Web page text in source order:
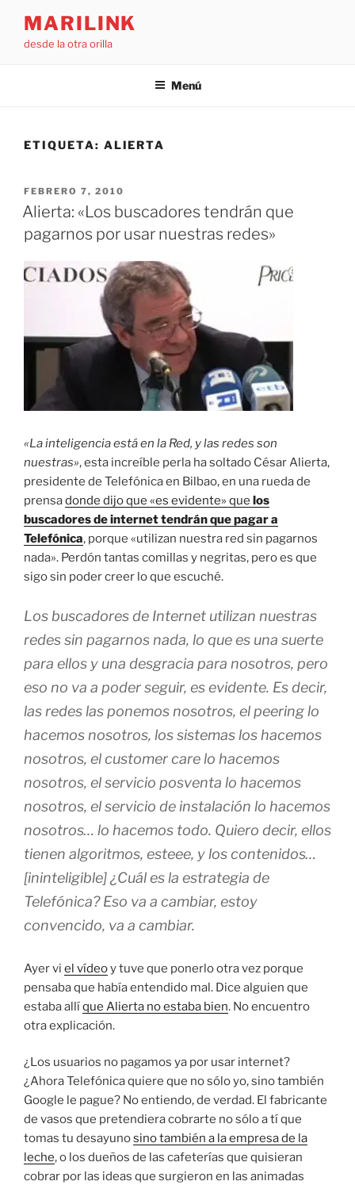
contenido
MARILINK
desde la otra orilla
Menú
ETIQUETA: ALIERTA
PUBLICADO
EL
FEBRERO 7, 2010
Alierta: «Los buscadores tendrán que
pagarnos por usar nuestras redes»
«La inteligencia está en la Red, y las redes son
nuestras», esta increíble perla ha soltado César Alierta,
presidente de Telefónica en Bilbao, en una rueda de
prensadonde dijo que «es evidente» que los
buscadores de internet tendrán que pagar a
Telefónica, porque «utilizan nuestra red sin pagarnos
nada». Perdón tantas comillas y negritas, pero es que
sigo sin poder creer lo que escuché.
Los buscadores de Internet utilizan nuestras
redes sin pagarnos nada, lo que es una suerte
para ellos y una desgracia para nosotros, pero
eso no va a poder seguir, es evidente. Es decir,
las redes las ponemos nosotros, el peering lo
hacemos nosotros, los sistemas los hacemos
nosotros, elcustomer care lo hacemos
nosotros, el servicio posventa lo hacemos
nosotros, el servicio de instalación lo hacemos
nosotros… lo hacemos todo. Quiero decir, ellos
tienen algoritmos, esteee, y los contenidos…
[ininteligible] ¿Cuál es la estrategia de
Telefónica? Eso va a cambiar, estoy
convencido, va a cambiar.
Ayer vi el vídeoy tuve que ponerlo otra vez porque
pensaba que había entendido mal. Dice alguien que
estaba allíque Alierta no estaba bien. No encuentro
otra explicación.
¿Los usuarios no pagamos ya por usar internet?
¿Ahora Telefónica quiere que no sólo yo, sino también
Google le pague? No entiendo, de verdad. El fabricante
de vasos que pretendiera cobrarte no sólo a tí que
tomas tu desayunosino también a la empresa de la
leche, o los dueños de las cafeterías que quisieran
cobrar por las ideas que surgieron en las animadas